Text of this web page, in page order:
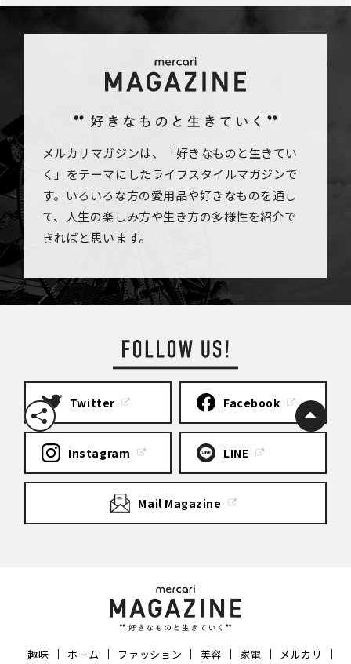
メルカリマガジンは、「好きなものと生きてい
く」をテーマにしたライフスタイルマガジンで
す。いろいろな方の愛用品や好きなものを通し
て、人生の楽しみ方や生き方の多様性を紹介で
きればと思います。
Twitter Facebook
Instagram LINE
Mail Magazine
趣味 ホーム ファッション 美容 家電 メルカリ